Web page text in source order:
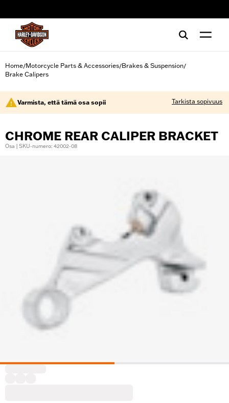
Home/Motorcycle Parts & Accessories/Brakes & Suspension/
Brake Calipers
Varmista, että tämä osa sopii Tarkista sopivuus
CHROME REAR CALIPER BRACKET
Osa | SKU-numero: 42002-08